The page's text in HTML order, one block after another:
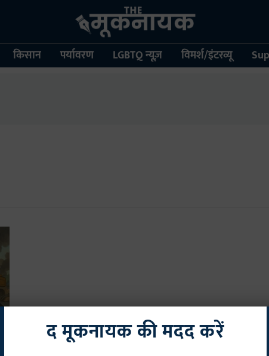
किसान पर्यावरण LGBTQ न्यूज़ विमर्श/इंटरव्यू
द मूकनायक की मदद करें